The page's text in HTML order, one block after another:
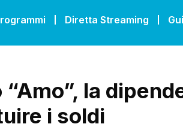
Diretta Streaming
“Amo”, la
i soldi